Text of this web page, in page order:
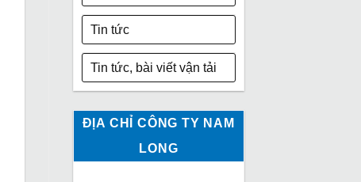
Tin tức
Tin tức, bài viết vận tải
ĐỊA CHỈ CÔNG TY NAM
LONG